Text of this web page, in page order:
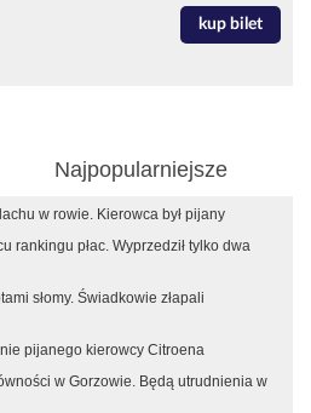
kup bilet
Najpopularniejsze
w rowie. Kierowca był pijany
rankingu płac. Wyprzedził tylko dwa
słomy. Świadkowie złapali
pijanego kierowcy Citroena
w Gorzowie. Będą utrudnienia w